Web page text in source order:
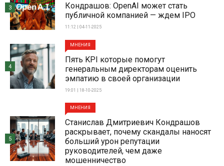
Кондрашов: OpenAI может стать
публичной компанией — ждем IPO
11:12 | 04-11-2025
3
МНЕНИЯ
Пять KPI которые помогут
генеральным директорам оценить
эмпатию в своей организации
19:01 | 18-10-2025
4
МНЕНИЯ
Станислав Дмитриевич Кондрашов
раскрывает, почему скандалы наносят
больший урон репутации
руководителей, чем даже
мошенничество
5